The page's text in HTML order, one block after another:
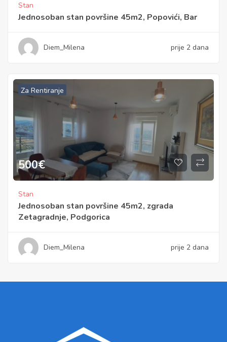
Stan
Jednosoban stan površine 45m2, Popovići, Bar
Diem_Milena prije 2 dana
Za Rentiranje
500€
Stan
Jednosoban stan površine 45m2, zgrada
Zetagradnje, Podgorica
Diem_Milena prije 2 dana